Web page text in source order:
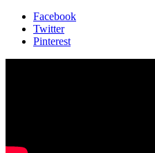
Facebook
Twitter
Pinterest